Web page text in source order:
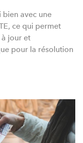
bien avec une
ce qui permet
à jour et
pour la résolution